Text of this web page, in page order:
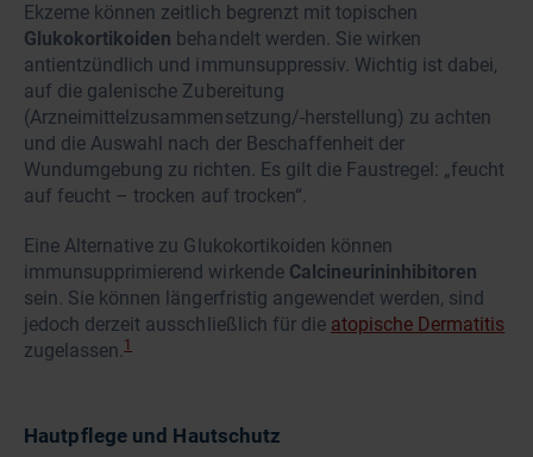
Ekzeme können zeitlich begrenzt mit topischen
Glukokortikoiden behandelt werden. Sie wirken
antientzündlich und immunsuppressiv. Wichtig ist dabei,
auf die galenische Zubereitung
(Arzneimittelzusammensetzung/-herstellung) zu achten
und die Auswahl nach der Beschaffenheit der
Wundumgebung zu richten. Es gilt die Faustregel: „feucht
auf feucht – trocken auf trocken“.
Eine Alternative zu Glukokortikoiden können
immunsupprimierend wirkende Calcineurininhibitoren
sein. Sie können längerfristig angewendet werden, sind
jedoch derzeit ausschließlich für die atopische Dermatitis
zugelassen.1
Hautpflege und Hautschutz